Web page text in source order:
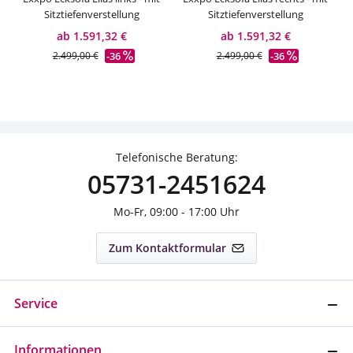
Sitztiefenverstellung
ab 1.591,32 €
2.499,00 € -36
Sitztiefenverstellung
ab 1.591,32 €
2.499,00 € -36
Telefonische Beratung:
05731-2451624
Mo-Fr, 09:00 - 17:00 Uhr
Zum Kontaktformular
Service